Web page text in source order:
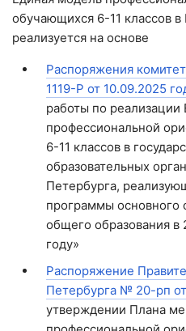
обучающихся 6-11 классов
реализуется на основе
Распоряжения
1119-Р от 10.09.2025
работы по
профессиональной
6-11 классов в
образовательных
Петербурга,
программы основного
общего образования
году»
Распоряжение
Петербурга № 20-рп
утверждении Плана